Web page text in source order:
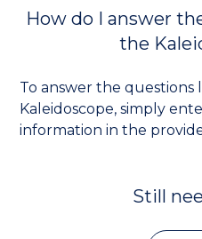
How do I answer
the
To answer the questions
Kaleidoscope, simply
information in the
Still